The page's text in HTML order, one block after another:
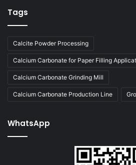
Tags
Calcite Powder Processing
Calcium Carbonate for Paper Filling
Calcium Carbonate Grinding Mill
Calcium Carbonate Production Line
WhatsApp